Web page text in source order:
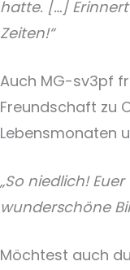
hatte. […]
Zeiten!“
Auch MG-sv3pf
Freundschaft zu
Lebensmonaten
„So niedlich!
wunderschöne
Möchtest auch